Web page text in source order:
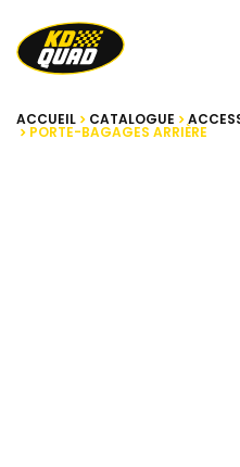
ACCUEIL CATALOGUE
PORTE-BAGAGES ARRIÈRE